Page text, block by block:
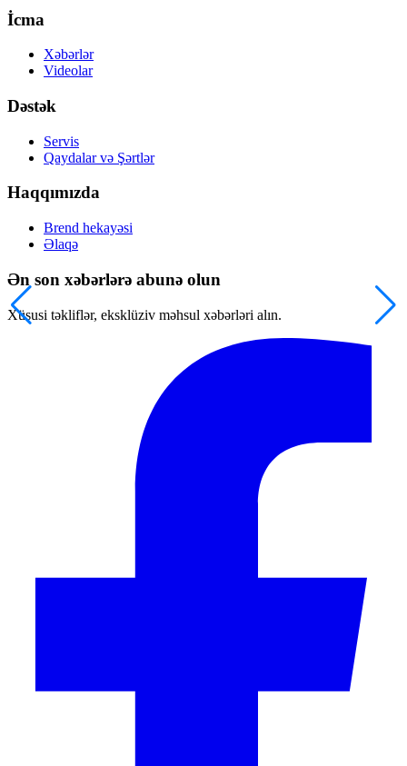
İcma
Xəbərlər
Videolar
Dəstək
Servis
Qaydalar və Şərtlər
Haqqımızda
Brend hekayəsi
Əlaqə
Ən son xəbərlərə abunə olun
Xüsusi təkliflər, eksklüziv məhsul xəbərləri alın.